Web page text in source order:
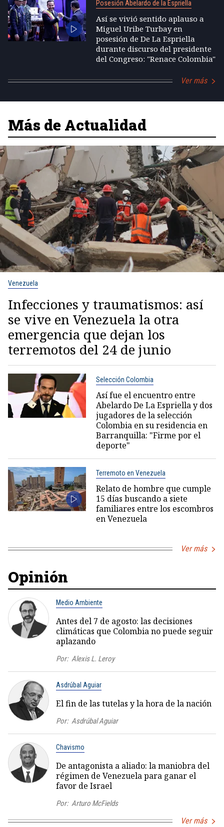
Posesión Abelardo de la Espriella
Así se vivió sentido aplauso a
Miguel Uribe Turbay en
posesión de De La Espriella
durante discurso del presidente
del Congreso: "Renace Colombia"
Ver más
Más de Actualidad
Venezuela
Infecciones y traumatismos: así
se vive en Venezuela la otra
emergencia que dejan los
terremotos del 24 de junio
Selección Colombia
Así fue el encuentro entre
Abelardo De La Espriella y dos
jugadores de la selección
Colombia en su residencia en
Barranquilla: "Firme por el
deporte"
Terremoto en Venezuela
Relato de hombre que cumple
15 días buscando a siete
familiares entre los escombros
en Venezuela
Ver más
Opinión
Medio Ambiente
Antes del 7 de agosto: las decisiones
climáticas que Colombia no puede seguir
aplazando
Por: Alexis L. Leroy
Asdrúbal Aguiar
El fin de las tutelas y la hora de la nación
Por: Asdrúbal Aguiar
Chavismo
De antagonista a aliado: la maniobra del
régimen de Venezuela para ganar el
favor de Israel
Por: Arturo McFields
Ver más